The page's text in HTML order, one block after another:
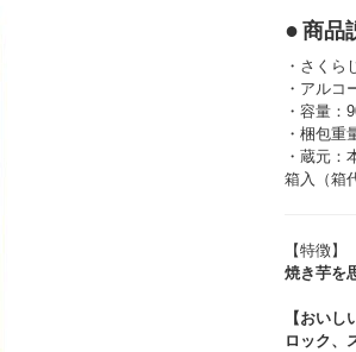
商品
・さくら
・アルコ
・容量：
・梱包重
・蔵元：
箱入（箱
【特徴】
焼き芋を
【おいし
ロック、